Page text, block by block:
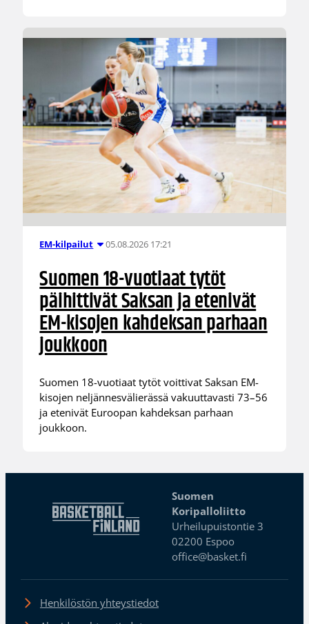
EM-kilpailut 05.08.2026 17:21
Suomen 18-vuotiaat tytöt
päihittivät Saksan ja etenivät
EM-kisojen kahdeksan parhaan
joukkoon
Suomen 18-vuotiaat tytöt voittivat Saksan EM-
kisojen neljännesvälierässä vakuuttavasti 73–56
ja etenivät Euroopan kahdeksan parhaan
joukkoon.
Suomen
Koripalloliitto
Urheilupuistontie 3
02200 Espoo
office@basket.fi
Henkilöstön yhteystiedot